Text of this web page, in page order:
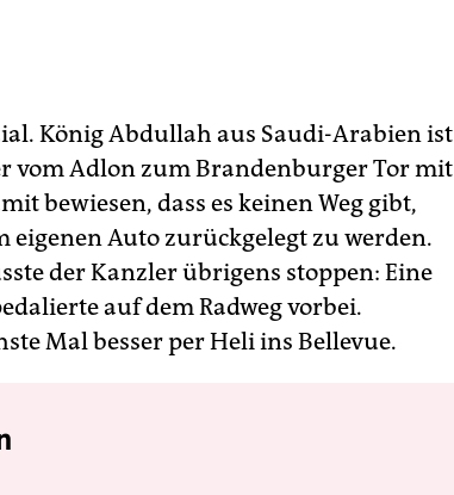
König Abdullah aus Saudi-Arabien ist
vom Adlon zum Brandenburger Tor mit
bewiesen, dass es keinen Weg gibt,
Auto zurückgelegt zu werden.
der Kanzler übrigens stoppen: Eine
auf dem Radweg vorbei.
Mal besser per Heli ins Bellevue.